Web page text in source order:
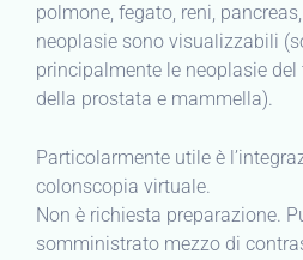
polmone, fegato, reni,
neoplasie sono visualizzabili
principalmente le neoplasie
della prostata e mammella).
Particolarmente utile è
colonscopia virtuale.
Non è richiesta preparazione.
somministrato mezzo di